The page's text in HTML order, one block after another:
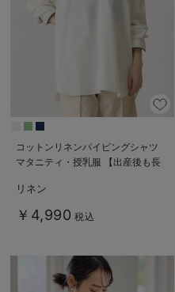
コットンリネンパイピングシャツ
マタニティ・授乳服 【出産後も長
リネン
￥4,990 税込